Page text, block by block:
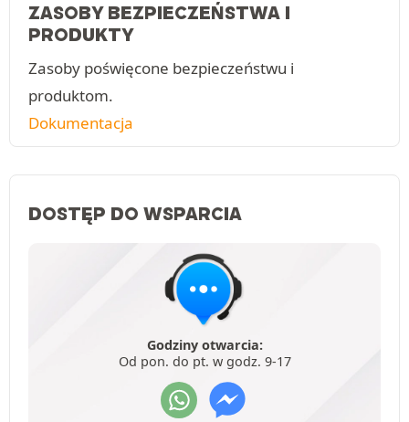
ZASOBY BEZPIECZEŃSTWA I
PRODUKTY
Zasoby poświęcone bezpieczeństwu i
produktom.
Dokumentacja
DOSTĘP DO WSPARCIA
Godziny otwarcia:
Od pon. do pt. w godz. 9-17